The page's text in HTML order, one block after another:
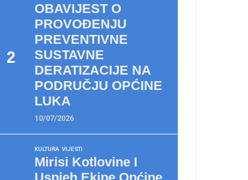
OBAVIJEST O
PROVOĐENJU
PREVENTIVNE
SUSTAVNE
DERATIZACIJE NA
PODRUČJU OPĆINE
LUKA
10/07/2026
KULTURA VIJESTI
Mirisi Kotlovine I
Uspjeh Ekipe Općine